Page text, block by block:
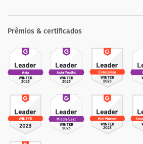
Prêmios & certificados